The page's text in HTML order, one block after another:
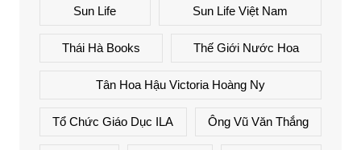
Sun Life Sun Life Việt Nam
Thái Hà Books Thế Giới Nước Hoa
Tân Hoa Hậu Victoria Hoàng Ny
Tổ Chức Giáo Dục ILA Ông Vũ Văn Thắng